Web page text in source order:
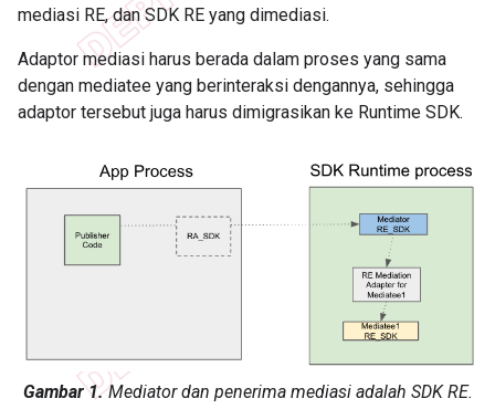
mediasi RE, dan SDK RE yang dimediasi.
Adaptor mediasi harus berada dalam proses yang sama
dengan mediatee yang berinteraksi dengannya, sehingga
adaptor tersebut juga harus dimigrasikan ke Runtime SDK.
Gambar 1.Mediator dan penerima mediasi adalah SDK RE.